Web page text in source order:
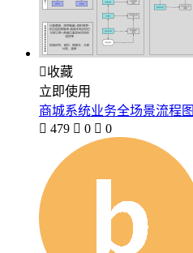
收藏
立即使用
商城系统业务全场景流程图
 479  0  0